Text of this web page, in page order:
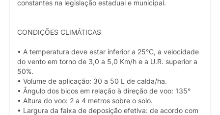
constantes na legislação estadual e municipal.
CONDIÇÕES CLIMÁTICAS
• A temperatura deve estar inferior a 25°C, a velocidade
do vento em torno de 3,0 a 5,0 Km/h e a U.R. superior a
50%.
• Volume de aplicação: 30 a 50 L de calda/ha.
• Ângulo dos bicos em relação à direção de voo: 135°
• Altura do voo: 2 a 4 metros sobre o solo.
• Largura da faixa de deposição efetiva: de acordo com